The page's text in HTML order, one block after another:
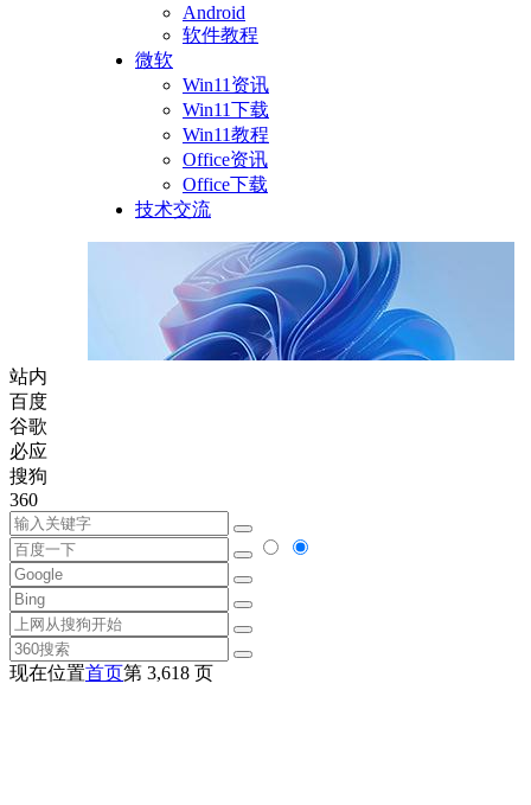
Android
软件教程
微软
Win11资讯
Win11下载
Win11教程
Office资讯
Office下载
技术交流
站内
百度
谷歌
必应
搜狗
360
现在位置首页第 3,618 页